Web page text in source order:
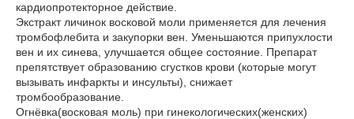
кардиопротекторное действие.
Экстракт личинок восковой моли применяется для лечения
тромбофлебита и закупорки вен. Уменьшаются припухлости
вен и их синева, улучшается общее состояние. Препарат
препятствует образованию сгустков крови (которые могут
вызывать инфаркты и инсульты), снижает
тромбообразование.
Огнёвка(восковая моль) при гинекологических(женских)